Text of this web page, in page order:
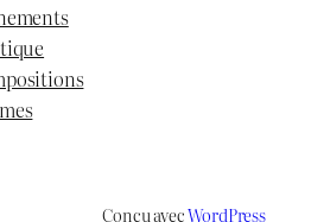
Conçu avecWordPress